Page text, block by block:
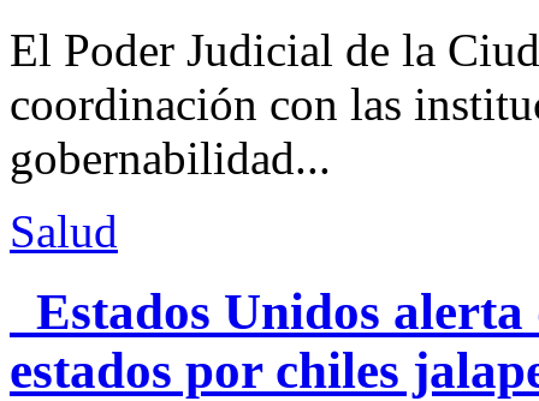
El Poder Judicial de la
coordinación con las
gobernabilidad...
Salud
Estados Unidos alerta
estados por chiles